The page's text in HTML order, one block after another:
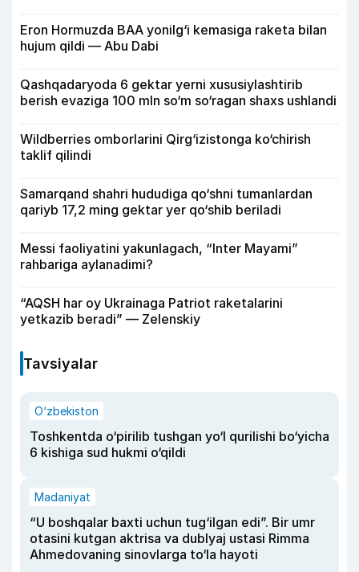
Eron Hormuzda BAA yonilg‘i kemasiga raketa bilan
hujum qildi — Abu Dabi
Qashqadaryoda 6 gektar yerni xususiylashtirib
berish evaziga 100 mln so‘m so‘ragan shaxs ushlandi
Wildberries omborlarini Qirg‘izistonga ko‘chirish
taklif qilindi
Samarqand shahri hududiga qo‘shni tumanlardan
qariyb 17,2 ming gektar yer qo‘shib beriladi
Messi faoliyatini yakunlagach, “Inter Mayami”
rahbariga aylanadimi?
“AQSH har oy Ukrainaga Patriot raketalarini
yetkazib beradi” — Zelenskiy
Tavsiyalar
O‘zbekiston
Toshkentda o‘pirilib tushgan yo‘l qurilishi bo‘yicha
6 kishiga sud hukmi o‘qildi
Madaniyat
“U boshqalar baxti uchun tug‘ilgan edi”. Bir umr
otasini kutgan aktrisa va dublyaj ustasi Rimma
Ahmedovaning sinovlarga to‘la hayoti